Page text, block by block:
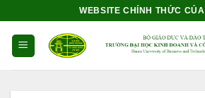
dung
WEBSITE CHÍNH THỨC